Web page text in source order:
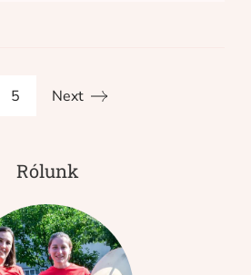
Page
5 Next
Rólunk